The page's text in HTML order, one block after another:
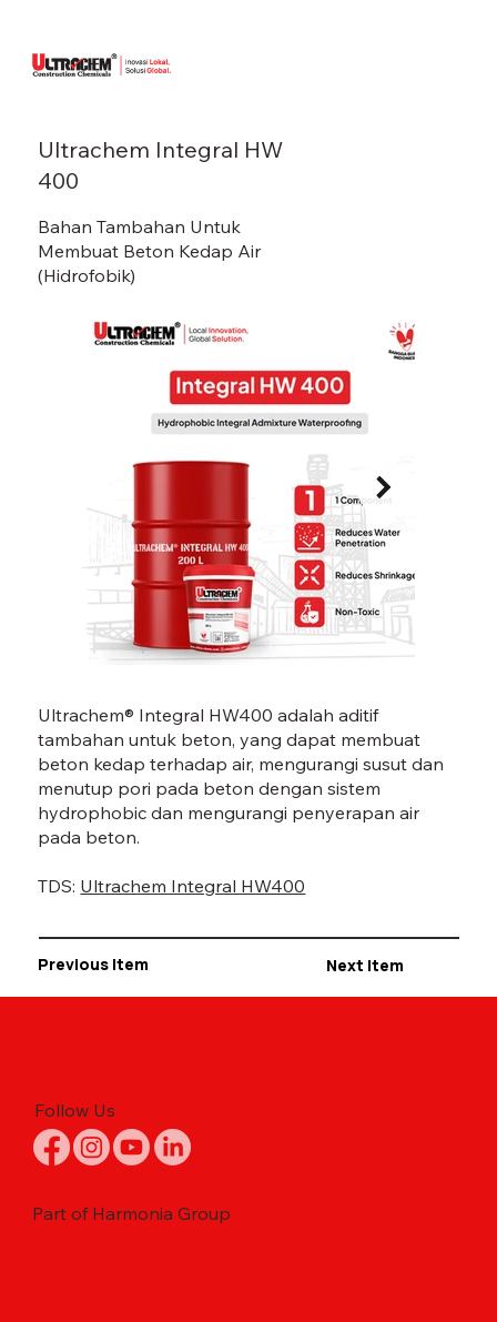
Ultrachem Integral HW
400
Bahan Tambahan Untuk
Membuat Beton Kedap Air
(Hidrofobik)
INTEGRAL HW 400-01.jpg
Ultrachem® Integral HW400 adalah aditif
tambahan untuk beton, yang dapat membuat
beton kedap terhadap air, mengurangi susut dan
menutup pori pada beton dengan sistem
hydrophobic dan mengurangi penyerapan air
pada beton.
TDS: Ultrachem Integral HW400
Previous Item Next Item
Follow Us
Part of Harmonia Group